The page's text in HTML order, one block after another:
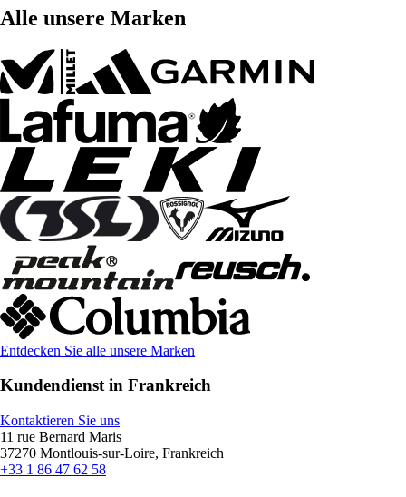
Alle unsere Marken
Entdecken Sie alle unsere Marken
Kundendienst in Frankreich
Kontaktieren Sie uns
11 rue Bernard Maris
37270 Montlouis-sur-Loire, Frankreich
+33 1 86 47 62 58